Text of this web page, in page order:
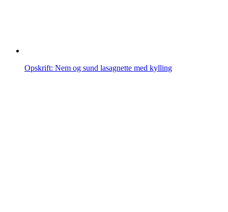
Opskrift: Nem og sund lasagnette med kylling